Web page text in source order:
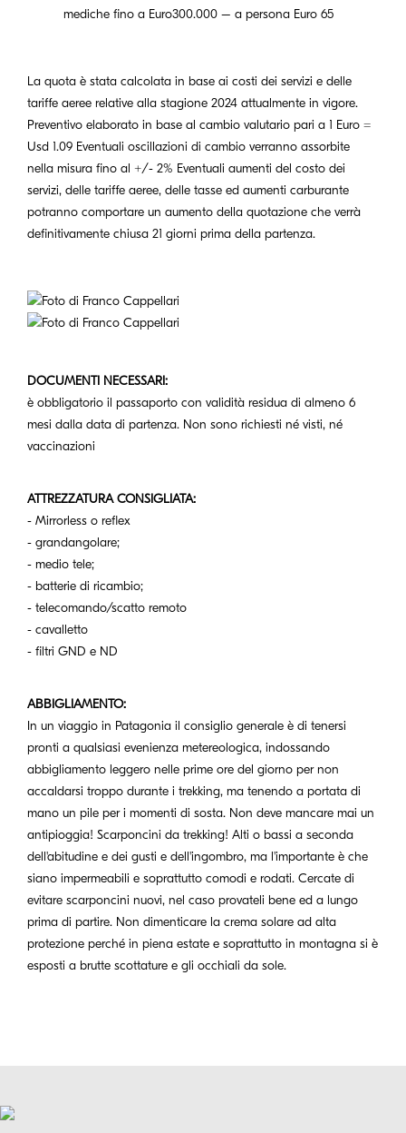
mediche fino a Euro300.000 – a persona Euro 65
La quota è stata calcolata in base ai costi dei servizi e delle
tariffe aeree relative alla stagione 2024 attualmente in vigore.
Preventivo elaborato in base al cambio valutario pari a 1 Euro =
Usd 1.09 Eventuali oscillazioni di cambio verranno assorbite
nella misura fino al +/- 2% Eventuali aumenti del costo dei
servizi, delle tariffe aeree, delle tasse ed aumenti carburante
potranno comportare un aumento della quotazione che verrà
definitivamente chiusa 21 giorni prima della partenza.
DOCUMENTI NECESSARI:
è obbligatorio il passaporto con validità residua di almeno 6
mesi dalla data di partenza. Non sono richiesti né visti, né
vaccinazioni
ATTREZZATURA CONSIGLIATA:
- Mirrorless o reflex
- grandangolare;
- medio tele;
- batterie di ricambio;
- telecomando/scatto remoto
- cavalletto
- filtri GND e ND
ABBIGLIAMENTO:
In un viaggio in Patagonia il consiglio generale è di tenersi
pronti a qualsiasi evenienza metereologica, indossando
abbigliamento leggero nelle prime ore del giorno per non
accaldarsi troppo durante i trekking, ma tenendo a portata di
mano un pile per i momenti di sosta. Non deve mancare mai un
antipioggia! Scarponcini da trekking! Alti o bassi a seconda
dell'abitudine e dei gusti e dell'ingombro, ma l'importante è che
siano impermeabili e soprattutto comodi e rodati. Cercate di
evitare scarponcini nuovi, nel caso provateli bene ed a lungo
prima di partire. Non dimenticare la crema solare ad alta
protezione perché in piena estate e soprattutto in montagna si è
esposti a brutte scottature e gli occhiali da sole.